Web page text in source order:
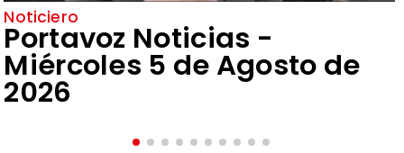
Noticiero
Portavoz Noticias -
Miércoles 5 de Agosto de
2026